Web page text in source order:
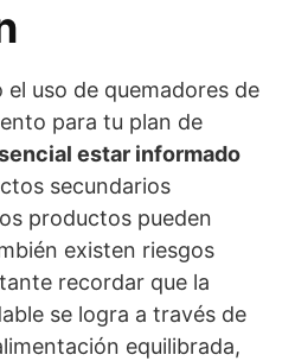
uso de quemadores de
para tu plan de
estar informado
secundarios
productos pueden
existen riesgos
recordar que la
se logra a través de
equilibrada,